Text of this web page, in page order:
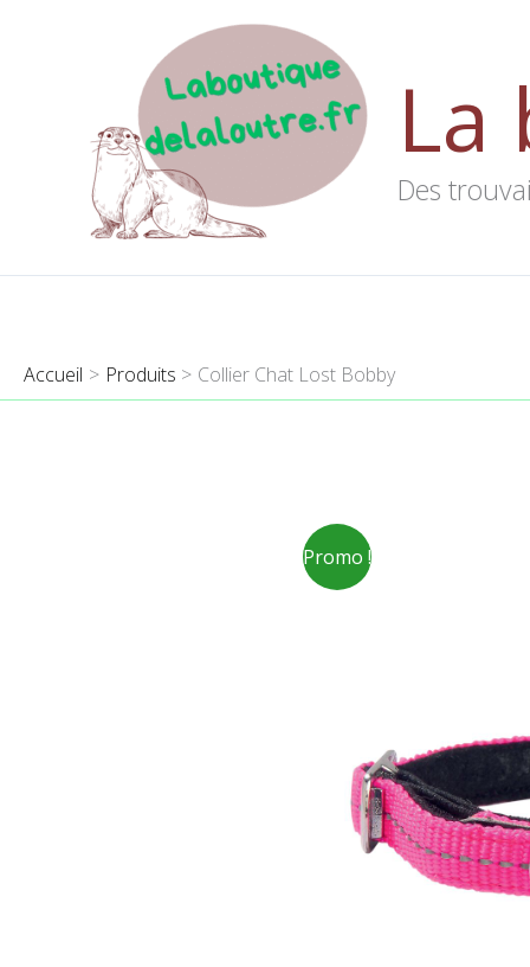
Des
Accueil Produits Collier Chat Lost Bobby
Promo !